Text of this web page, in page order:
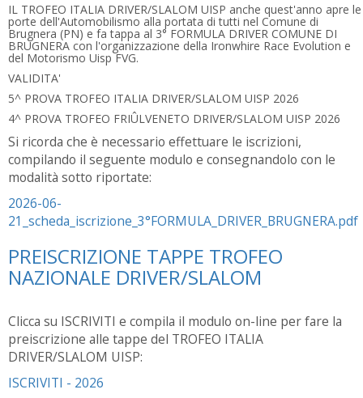
IL TROFEO ITALIA DRIVER/SLALOM UISP anche quest'anno apre le
porte dell'Automobilismo alla portata di tutti nel Comune di
Brugnera (PN) e fa tappa al 3° FORMULA DRIVER COMUNE DI
BRUGNERA con l'organizzazione della Ironwhire Race Evolution e
del Motorismo Uisp FVG.
VALIDITA'
5^ PROVA TROFEO ITALIA DRIVER/SLALOM UISP 2026
4^ PROVA TROFEO FRIÛLVENETO DRIVER/SLALOM UISP 2026
Si ricorda che è necessario effettuare le iscrizioni,
compilando il seguente modulo e consegnandolo con le
modalità sotto riportate:
2026-06-
21_scheda_iscrizione_3°FORMULA_DRIVER_BRUGNERA.pdf
PREISCRIZIONE TAPPE TROFEO
NAZIONALE DRIVER/SLALOM
Clicca su ISCRIVITI e compila il modulo on-line per fare la
preiscrizione alle tappe del TROFEO ITALIA
DRIVER/SLALOM UISP:
ISCRIVITI - 2026